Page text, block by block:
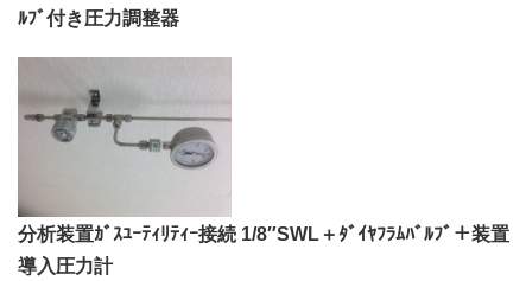
ﾙﾌﾞ付き圧力調整器
分析装置ｶﾞｽﾕｰﾃｨﾘﾃｨｰ接続 1/8″SWL＋ﾀﾞｲﾔﾌﾗﾑﾊﾞﾙﾌﾞ＋装置
導入圧力計